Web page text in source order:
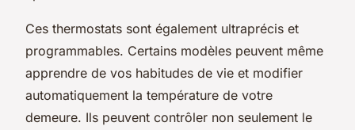
Ces thermostats sont également ultraprécis et
programmables. Certains modèles peuvent même
apprendre de vos habitudes de vie et modifier
automatiquement la température de votre
demeure. Ils peuvent contrôler non seulement le